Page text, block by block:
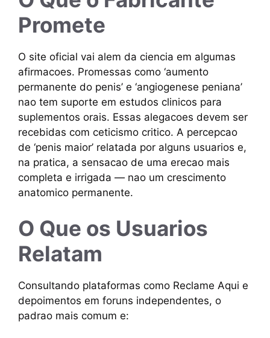
Promete
O site oficial vai alem da ciencia em algumas
afirmacoes. Promessas como ‘aumento
permanente do penis’ e ‘angiogenese peniana’
nao tem suporte em estudos clinicos para
suplementos orais. Essas alegacoes devem ser
recebidas com ceticismo critico. A percepcao
de ‘penis maior’ relatada por alguns usuarios e,
na pratica, a sensacao de uma erecao mais
completa e irrigada — nao um crescimento
anatomico permanente.
O Que os Usuarios
Relatam
Consultando plataformas como Reclame Aqui e
depoimentos em foruns independentes, o
padrao mais comum e: